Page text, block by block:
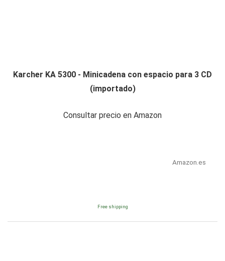
Karcher KA 5300 - Minicadena con espacio para 3 CD
(importado)
Consultar precio en Amazon
Amazon.es
Free shipping